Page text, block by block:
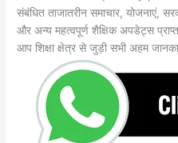
संबंधित ताजातरीन समाचार, योजनाएं,
और अन्य महत्वपूर्ण शैक्षिक अपडेट्स
आप शिक्षा क्षेत्र से जुड़ी सभी अहम